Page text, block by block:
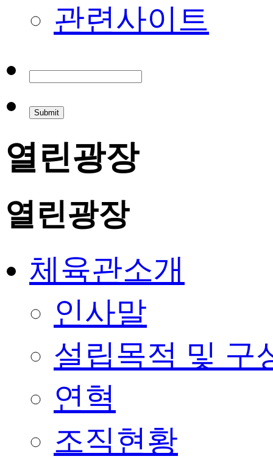
관련사이트
열린광장
열린광장
체육관소개
인사말
설립목적 및 구
연혁
조직현황